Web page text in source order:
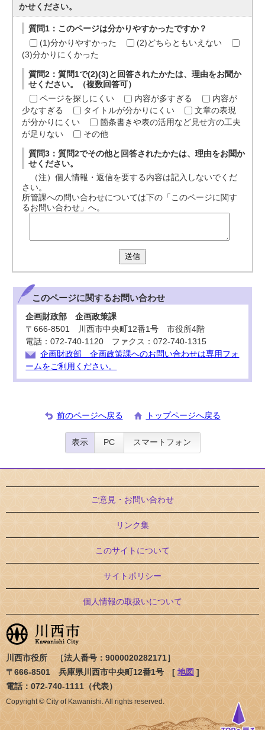
かせください。
質問1：このページは分かりやすかったですか？
(1)分かりやすかった
(2)どちらともいえない
(3)分かりにくかった
質問2：質問1で(2)(3)と回答されたかたは、理由をお聞か
せください。（複数回答可）
ページを探しにくい
内容が多すぎる
内容が
少なすぎる
タイトルが分かりにくい
文章の表現
が分かりにくい
箇条書きや表の活用など見せ方の工夫
が足りない
その他
質問3：質問2でその他と回答されたかたは、理由をお聞か
せください。
（注）個人情報・返信を要する内容は記入しないでくだ
さい。
所管課への問い合わせについては下の「このページに関す
るお問い合わせ」へ。
送信
このページに関するお問い合わせ
企画財政部 企画政策課
〒666-8501 川西市中央町12番1号 市役所4階
電話：072-740-1120 ファクス：072-740-1315
企画財政部 企画政策課へのお問い合わせは専用フォ
ームをご利用ください。
前のページへ戻る トップページへ戻る
表示 PC スマートフォン
ご意見・お問い合わせ
リンク集
このサイトについて
サイトポリシー
個人情報の取扱いについて
川西市役所 ［法人番号：9000020282171］
〒666-8501 兵庫県川西市中央町12番1号 [ 地図 ]
電話：072-740-1111（代表）
Copyright © City of Kawanishi. All rights reserved.